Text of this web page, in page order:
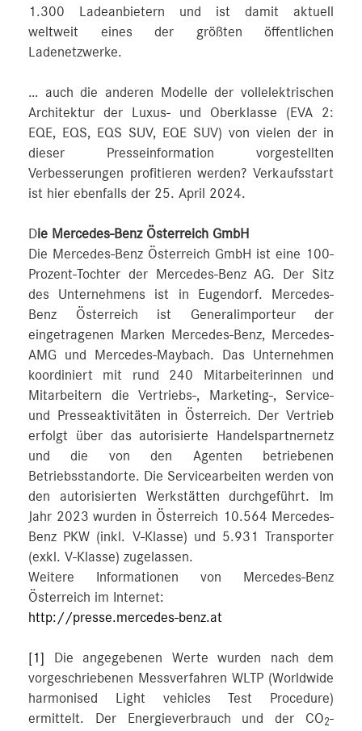
1.300 Ladeanbietern und ist damit aktuell
weltweit eines der größten öffentlichen
Ladenetzwerke.
… auch die anderen Modelle der vollelektrischen
Architektur der Luxus- und Oberklasse (EVA 2:
EQE, EQS, EQS SUV, EQE SUV) von vielen der in
dieser Presseinformation vorgestellten
Verbesserungen profitieren werden? Verkaufsstart
ist hier ebenfalls der 25. April 2024.
Die Mercedes-Benz Österreich GmbH
Die Mercedes-Benz Österreich GmbH ist eine 100-
Prozent-Tochter der Mercedes-Benz AG. Der Sitz
des Unternehmens ist in Eugendorf. Mercedes-
Benz Österreich ist Generalimporteur der
eingetragenen Marken Mercedes-Benz, Mercedes-
AMG und Mercedes-Maybach. Das Unternehmen
koordiniert mit rund 240 Mitarbeiterinnen und
Mitarbeitern die Vertriebs-, Marketing-, Service-
und Presseaktivitäten in Österreich. Der Vertrieb
erfolgt über das autorisierte Handelspartnernetz
und die von den Agenten betriebenen
Betriebsstandorte. Die Servicearbeiten werden von
den autorisierten Werkstätten durchgeführt. Im
Jahr 2023 wurden in Österreich 10.564 Mercedes-
Benz PKW (inkl. V-Klasse) und 5.931 Transporter
(exkl. V-Klasse) zugelassen.
Weitere Informationen von Mercedes-Benz
Österreich im Internet:
http://presse.mercedes-benz.at
[1]
Die angegebenen Werte wurden nach dem
vorgeschriebenen Messverfahren WLTP (Worldwide
harmonised Light vehicles Test Procedure)
ermittelt. Der Energieverbrauch und der CO2-